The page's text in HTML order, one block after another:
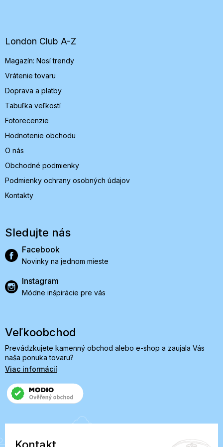
e
London Club A-Z
Magazín: Nosí trendy
Vrátenie tovaru
Doprava a platby
Tabuľka veľkostí
Fotorecenzie
Hodnotenie obchodu
O nás
Obchodné podmienky
Podmienky ochrany osobných údajov
Kontakty
Sledujte nás
Facebook
Novinky na jednom mieste
Instagram
Módne inšpirácie pre vás
Veľkoobchod
Prevádzkujete kamenný obchod alebo e-shop a zaujala Vás
naša ponuka tovaru?
Viac informácií